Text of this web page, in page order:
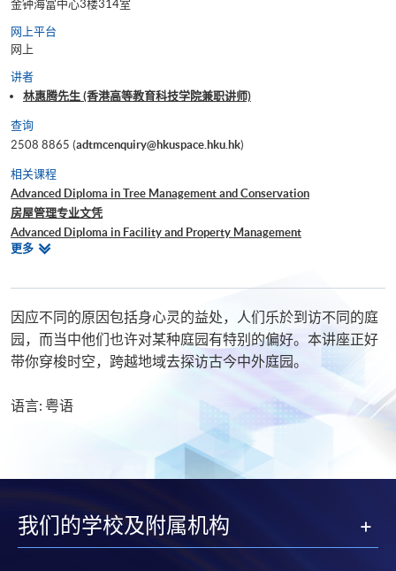
金钟海富中心3楼314室
网上平台
网上
讲者
林惠腾先生 (香港高等教育科技学院兼职讲师)
查询
2508 8865 (adtmcenquiry@hkuspace.hku.hk)
相关课程
Advanced Diploma in Tree Management and Conservation
房屋管理专业文凭
Advanced Diploma in Facility and Property Management
Certificate in Property Management
更多相
因应不同的原因包括身心灵的益处，人们乐於到访不同的庭
园，而当中他们也许对某种庭园有特别的偏好。本讲座正好
带你穿梭时空，跨越地域去探访古今中外庭园。
语言: 粤语
我们的学校及附属机构